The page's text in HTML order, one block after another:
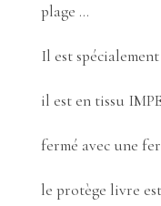
plage …
Il est
il est en tissu
fermé avec une
le protège livre